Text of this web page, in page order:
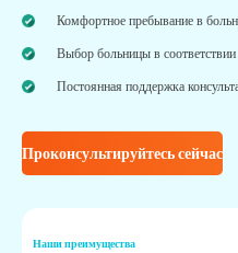
Комфортное пребывание в
Выбор больницы в
Постоянная поддержка
Проконсультируйтесь сейчас
Наши преимущества